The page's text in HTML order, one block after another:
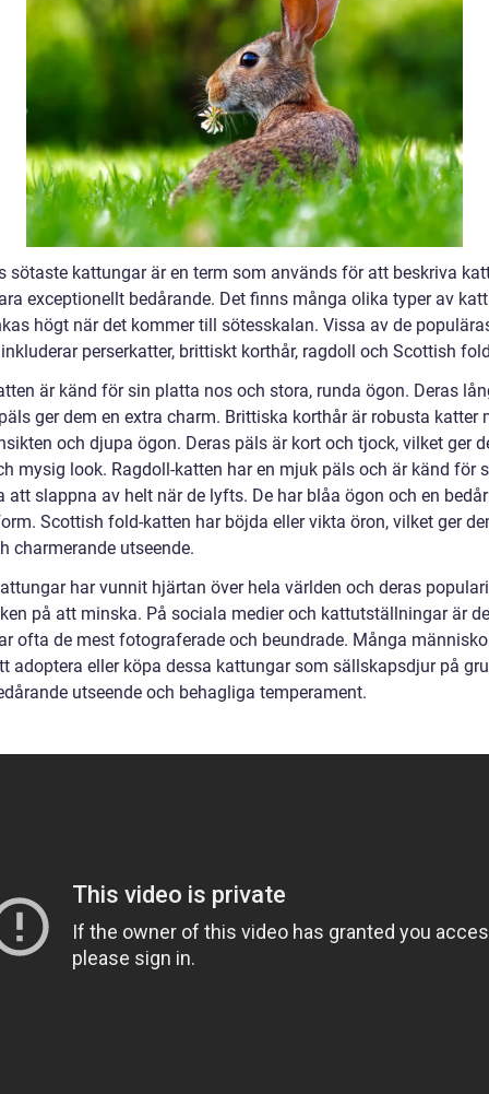
sötaste kattungar är en term som används för att beskriva
exceptionellt bedårande. Det finns många olika typer av
högt när det kommer till sötesskalan. Vissa av de
perserkatter, brittiskt korthår, ragdoll och Scottish
är känd för sin platta nos och stora, runda ögon. Deras
ger dem en extra charm. Brittiska korthår är robusta katter
och djupa ögon. Deras päls är kort och tjock, vilket ger
mysig look. Ragdoll-katten har en mjuk päls och är känd för
att slappna av helt när de lyfts. De har blåa ögon och en
Scottish fold-katten har böjda eller vikta öron, vilket ger
charmerande utseende.
har vunnit hjärtan över hela världen och deras
på att minska. På sociala medier och kattutställningar är
ofta de mest fotograferade och beundrade. Många
adoptera eller köpa dessa kattungar som sällskapsdjur på
utseende och behagliga temperament.